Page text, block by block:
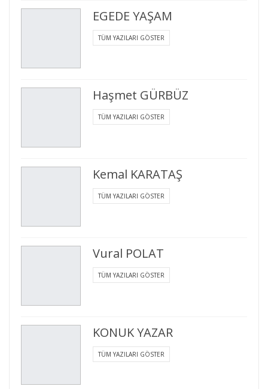
EGEDE YAŞAM
TÜM YAZILARI GÖSTER
Haşmet GÜRBÜZ
TÜM YAZILARI GÖSTER
Kemal KARATAŞ
TÜM YAZILARI GÖSTER
Vural POLAT
TÜM YAZILARI GÖSTER
KONUK YAZAR
TÜM YAZILARI GÖSTER